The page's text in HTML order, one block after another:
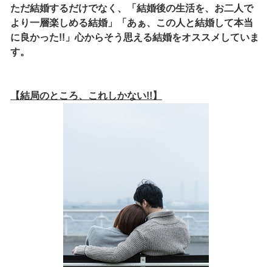
ただ結婚するだけでなく、「結婚後の生活を、お二人で
より一層楽しめる結婚」「あぁ、この人と結婚して本当
に良かった!!」心からそう思える結婚をオススメしていま
す。
【結局のところ、これしかない!!】